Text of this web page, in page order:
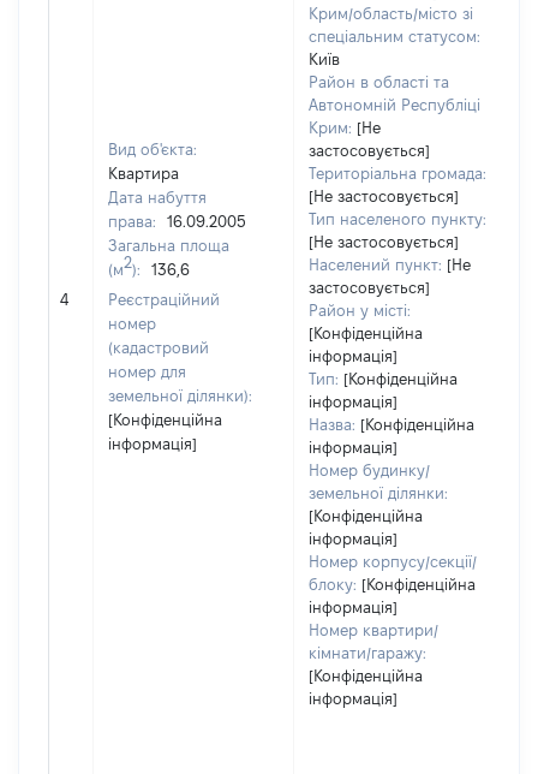
4
Вид об'єкта:
Квартира
Дата набуття
права:
16.09.2005
Загальна площа
(м2):
136,6
Реєстраційний
номер
(кадастровий
номер для
земельної ділянки):
[Конфіденційна
інформація]
Крим/область/місто зі
спеціальним статусом:
Київ
Район в області та
Автономній Республіці
Крим: [Не
застосовується]
Територіальна громада:
[Не застосовується]
Тип населеного пункту:
[Не застосовується]
Населений пункт: [Не
застосовується]
Район у місті:
[Конфіденційна
інформація]
Тип: [Конфіденційна
інформація]
Назва: [Конфіденційна
інформація]
Номер будинку/
земельної ділянки:
[Конфіденційна
інформація]
Номер корпусу/секції/
блоку: [Конфіденційна
інформація]
Номер квартири/
кімнати/гаражу:
[Конфіденційна
інформація]